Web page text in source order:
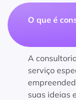
O que é
A
serviço
suas ideias